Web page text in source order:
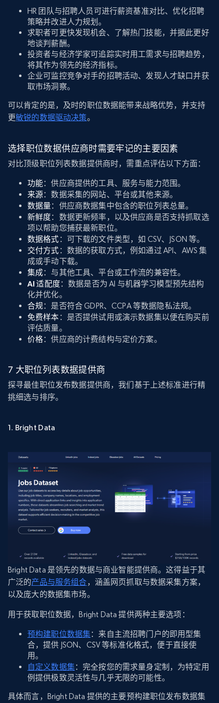
HR 团队与招聘人员可进行薪资基准对比、优化招聘
策略并改进人力规划。
求职者可更快发现机会、了解热门技能，并据此更好
地谈判薪酬。
投资者与经济学家可追踪实时用工需求与招聘趋势，
将其作为领先的经济指标。
企业可监控竞争对手的招聘活动、发现人才缺口并获
取市场洞察。
可以肯定的是，及时的职位数据能带来战略优势，并支持
更敏锐的数据驱动决策。
选择职位数据供应商时需要牢记的主要因素
对比顶级职位列表数据提供商时，需重点评估以下方面：
功能：供应商提供的工具、服务与能力范围。
来源：数据采集的网站、平台或其他来源。
数据量：供应商数据集中包含的职位列表总量。
新鲜度：数据更新频率，以及供应商是否支持抓取选
项以帮助您捕获最新职位。
数据格式 ：可下载的文件类型，如 CSV、JSON 等。
交付方式 ：数据的获取方式，例如通过 API、AWS 集
成或手动下载。
集成：与其他工具、平台或工作流的兼容性。
AI 适配度：数据是否为 AI 与机器学习模型预先结构
化并优化。
合规：是否符合 GDPR、CCPA 等数据隐私法规。
免费样本 ：是否提供试用或演示数据集以便在购买前
评估质量。
价格：供应商的计费结构与定价方案。
7 大职位列表数据提供商
探寻最佳职位发布数据提供商，我们基于上述标准进行精
挑细选与排序。
1. Bright Data
Bright Data 是领先的数据与商业智能提供商。这得益于其
广泛的产品与服务组合，涵盖网页抓取与数据采集方案，
以及庞大的数据集市场。
用于获取职位数据，Bright Data 提供两种主要选项：
预构建职位数据集：来自主流招聘门户的即用型集
合，提供 JSON、CSV 等标准化格式，便于直接使
用。
自定义数据集：完全按您的需求量身定制，为特定用
例提供极致灵活性与几乎无限的可能性。
具体而言，Bright Data 提供的主要预构建职位发布数据集